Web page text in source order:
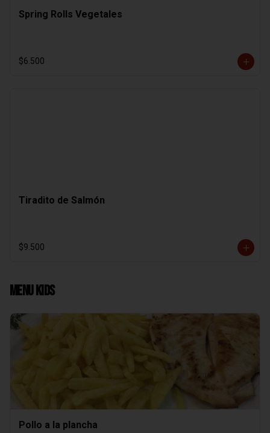
Spring Rolls Vegetales
$6.500
Tiradito de Salmón
$9.500
Menu Kids
Pollo a la plancha